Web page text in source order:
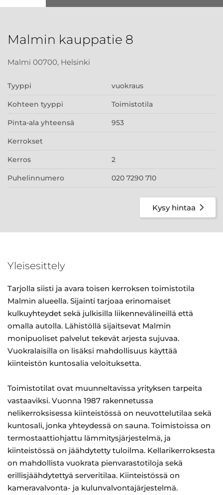
Malmin kauppatie 8
Malmi 00700, Helsinki
Tyyppi vuokraus
Kohteen tyyppi Toimistotila
Pinta-ala yhteensä 953
Kerrokset
Kerros 2
Puhelinnumero 020 7290 710
Kysy hintaa
Yleisesittely
Tarjolla siisti ja avara toisen kerroksen toimistotila
Malmin alueella. Sijainti tarjoaa erinomaiset
kulkuyhteydet sekä julkisilla liikennevälineillä että
omalla autolla. Lähistöllä sijaitsevat Malmin
monipuoliset palvelut tekevät arjesta sujuvaa.
Vuokralaisilla on lisäksi mahdollisuus käyttää
kiinteistön kuntosalia veloituksetta.
Toimistotilat ovat muunneltavissa yrityksen tarpeita
vastaaviksi. Vuonna 1987 rakennetussa
nelikerroksisessa kiinteistössä on neuvottelutilaa sekä
kuntosali, jonka yhteydessä on sauna. Toimistoissa on
termostaattiohjattu lämmitysjärjestelmä, ja
kiinteistössä on jäähdytetty tuloilma. Kellarikerroksesta
on mahdollista vuokrata pienvarastotiloja sekä
erillisjäähdytettyä serveritilaa. Kiinteistössä on
kameravalvonta- ja kulunvalvontajärjestelmä.